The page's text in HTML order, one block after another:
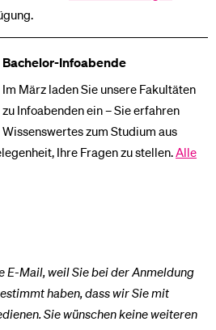
Bachelor-Infoabende
Im März laden Sie unsere Fakultäten
zu Infoabenden ein – Sie erfahren
Wissenswertes zum Studium aus
Ihre Fragen zu stellen.Alle
E-Mail, weil Sie bei der Anmeldung
haben, dass wir Sie mit
Sie wünschen keine weiteren